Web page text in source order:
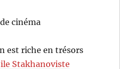
cinéma
est riche en trésors
Stakhanoviste